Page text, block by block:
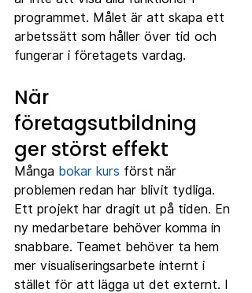
programmet. Målet är att skapa ett
arbetssätt som håller över tid och
fungerar i företagets vardag.
När
företagsutbildning
ger störst effekt
Många bokar kurs först när
problemen redan har blivit tydliga.
Ett projekt har dragit ut på tiden. En
ny medarbetare behöver komma in
snabbare. Teamet behöver ta hem
mer visualiseringsarbete internt i
stället för att lägga ut det externt. I